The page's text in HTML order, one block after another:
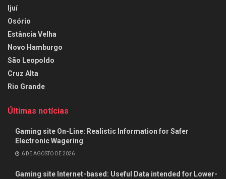
Ijuí
Osório
Estância Velha
Novo Hamburgo
São Leopoldo
Cruz Alta
Rio Grande
Últimas notícias
Gaming site On-Line: Realistic Information for Safer
Electronic Wagering
6 DE AGOSTO DE 2026
Gaming site Internet-based: Useful Data intended for Lower-